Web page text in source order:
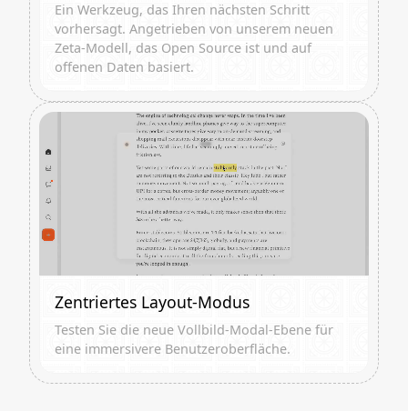
Ein Werkzeug, das Ihren nächsten Schritt
vorhersagt. Angetrieben von unserem neuen
Zeta-Modell, das Open Source ist und auf
offenen Daten basiert.
Zentriertes Layout-Modus
Testen Sie die neue Vollbild-Modal-Ebene für
eine immersivere Benutzeroberfläche.